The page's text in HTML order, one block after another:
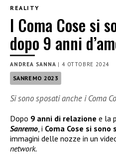
REALITY
I Coma Cose si
dopo 9 anni
ANDREA SANNA |4 OTTOBRE 2024
SANREMO 2023
Si sono sposati anche i Coma
Dopo 9 anni di relazione e la
Sanremo, i Coma Cose si sono
immagini delle nozze in un
network.